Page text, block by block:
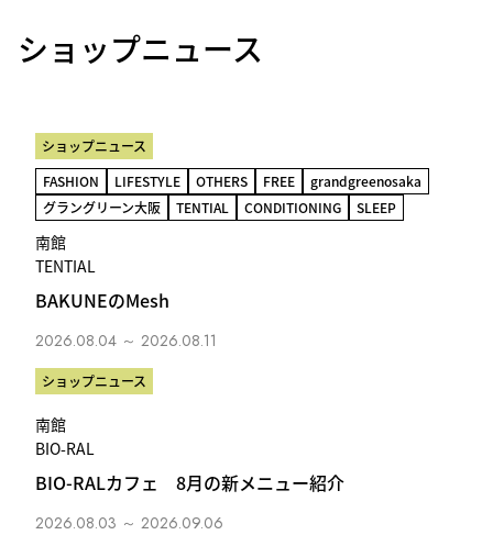
ショップニュース
ショップニュース
FASHION
LIFESTYLE OTHERS FREE
grandgreenosaka
グラングリーン大阪
TENTIAL CONDITIONING SLEEP
南館
TENTIAL
BAKUNEのMesh
2026.08.04 ～ 2026.08.11
ショップニュース
南館
BIO-RAL
BIO-RALカフェ 8月の新メニュー紹介
2026.08.03 ～ 2026.09.06